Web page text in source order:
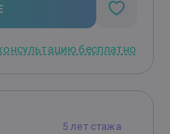
образную терапию,
Постоянно продолжаю
Непрерывный
бесплатно
5 лет стажа